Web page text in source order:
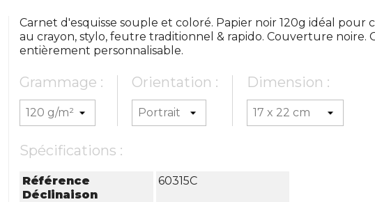
Carnet d'esquisse souple et coloré. Papier noir 120g idéal pour
au crayon, stylo, feutre traditionnel & rapido. Couverture noire.
entièrement personnalisable.
Grammage : Orientation : Dimension :
Spécifications :
Référence
Déclinaison
60315C